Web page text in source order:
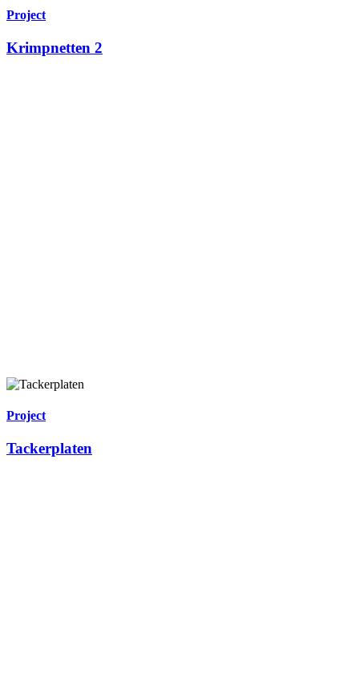
Project
Krimpnetten 2
Project
Tackerplaten